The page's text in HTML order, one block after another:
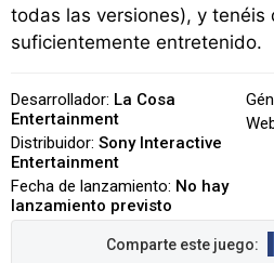
todas las versiones), y tenéis
suficientemente entretenido.
Desarrollador: La Cosa
Entertainment
Distribuidor: Sony Interactive
Entertainment
Fecha de lanzamiento: No hay
lanzamiento previsto